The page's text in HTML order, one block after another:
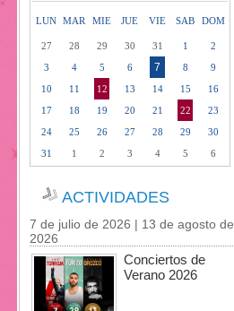
LUN MAR MIE JUE VIE SAB DOM
27 28 29 30 31 1
2
3
4 5 6 7 8
9
10
11 12 13 14 15
16
17
18 19 20 21 22
23
24
25 26 27 28 29
30
31
1 2 3 4 5 6
ACTIVIDADES
7 de julio de 2026 | 13 de agosto de
2026
Conciertos de
Verano 2026